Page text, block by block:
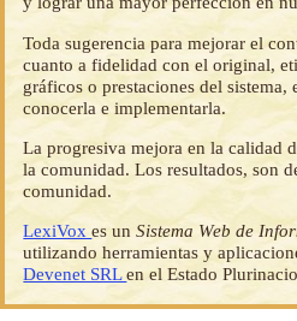
Toda sugerencia para mejorar el
cuanto a fidelidad con el original,
gráficos o prestaciones del sistema,
conocerla e implementarla.
La progresiva mejora en la calidad
la comunidad. Los resultados, son
comunidad.
LexiVoxes unSistema Web de
utilizando herramientas y
Devenet SRLen el Estado